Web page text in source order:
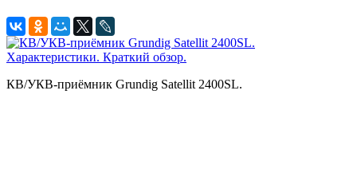
КВ/УКВ-приёмник Grundig Satellit 2400SL.